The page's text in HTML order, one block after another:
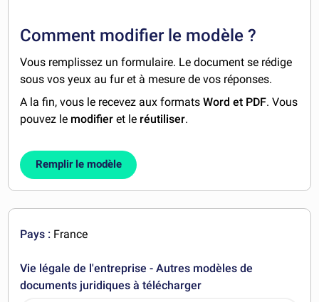
Comment modifier le modèle ?
Vous remplissez un formulaire. Le document se rédige
sous vos yeux au fur et à mesure de vos réponses.
A la fin, vous le recevez aux formatsWord et PDF. Vous
pouvez le modifier et le réutiliser.
Remplir le modèle
Pays : France
Vie légale de l'entreprise - Autres modèles de
documents juridiques à télécharger